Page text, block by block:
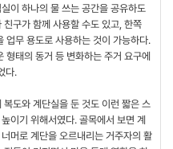
이 하나의 물 쓰는 공간을 공유하도
친구가 함께 사용할 수도 있고, 한쪽
업무 용도로 사용하는 것이 가능하다.
형태의 동거 등 변화하는 주거 요구에
다.
복도와 계단실을 둔 것도 이런 짧은 스
이기 위해서였다. 골목에서 보면 계
머로 계단을 오르내리는 거주자의 활